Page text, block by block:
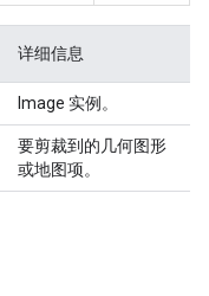
详细信息
Image 实例。
要剪裁到的几何图形
或地图项。